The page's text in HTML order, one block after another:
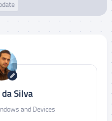
Silva
and Devices